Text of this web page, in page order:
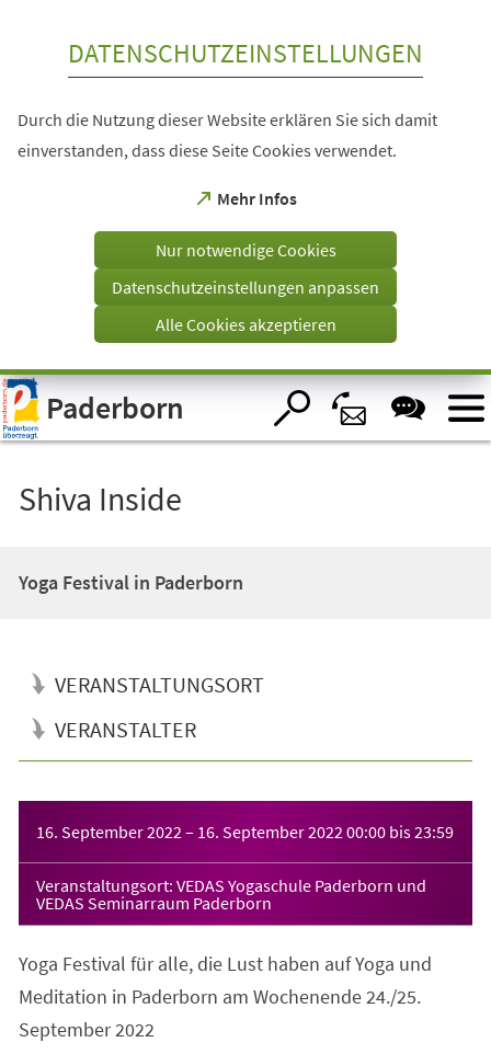
Visuelle
Assistenzsoftware
öffnen.
DATENSCHUTZEINSTELLUNGEN
Durch die Nutzung dieser Website erklären Sie sich damit
einverstanden, dass diese Seite Cookies verwendet.
Mehr Infos
(Öffnet
einem
Tab)
Nur notwendige Cookies
Datenschutzeinstellungen anpassen
Alle Cookies akzeptieren
Paderborn
Shiva Inside
Yoga Festival in Paderborn
VERANSTALTUNGSORT
VERANSTALTER
16. September 2022 – 16. September 2022 00:00 bis23:59
Veranstaltungsort: VEDAS Yogaschule Paderborn und
VEDAS Seminarraum Paderborn
Yoga Festival für alle, die Lust haben auf Yoga und
Meditation in Paderborn am Wochenende 24./25.
September 2022